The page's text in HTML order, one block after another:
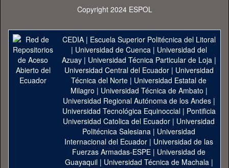
Copyright 2024 ESPOL
CEDIA| Escuela Superior Politécnica del Litoral
| Universidad de Cuenca| Universidad del
Azuay| Universidad Técnica Particular de Loja|
Universidad Central del Ecuador| Universidad
Técnica del Norte | Universidad Estatal de
Milagro | Universidad Técnica de Ambato |
Universidad Regional Autónoma de los Andes|
Universidad Tecnológica Equinoccial| Pontificia
Universidad Catolica del Ecuador | Universidad
Politécnica Salesiana | Universidad
Internacional del Ecuador | Universidad de las
Fuerzas Armadas-ESPE | Universidad de
Guayaquil| Universidad Técnica de Machala|